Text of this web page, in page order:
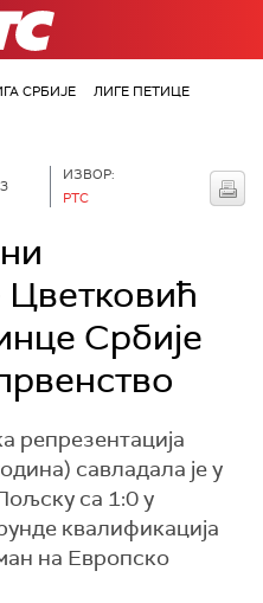
СРБИЈЕ
ЛИГЕ ПЕТИЦЕ
ИЗВОР:
РТС
Цветковић
Србије
репрезентација
савладала је у
са 1:0 у
квалификација
на Европско